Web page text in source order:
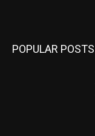
POPULAR POSTS